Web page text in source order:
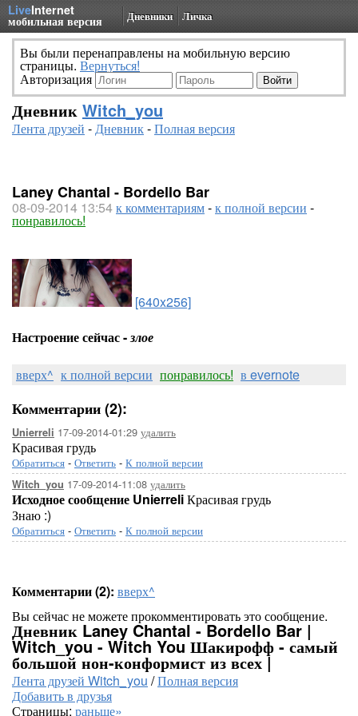
LiveInternet
мобильная версия Дневники Личка
Вы были перенаправлены на мобильную версию
страницы. Вернуться!
Авторизация
Дневник Witch_you
Лента друзей -Дневник-Полная версия
Laney Chantal - Bordello Bar
08-09-2014 13:54к комментариям-к полной версии -
понравилось!
[640x256]
Настроение сейчас -злое
вверх^ к полной версии понравилось! в evernote
Комментарии (2):
Unierreli 17-09-2014-01:29 удалить
Красивая грудь
Обратиться - Ответить - К полной версии
Witch_you 17-09-2014-11:08 удалить
Исходное сообщение UnierreliКрасивая грудь
Знаю :)
Обратиться - Ответить - К полной версии
Комментарии (2): вверх^
Вы сейчас не можете прокомментировать это сообщение.
Дневник Laney Chantal - Bordello Bar |
Witch_you - Witch You Шакирофф - самый
большой нон-конформист из всех |
Лента друзей Witch_you /Полная версия
Добавить в друзья
Страницы: раньше»